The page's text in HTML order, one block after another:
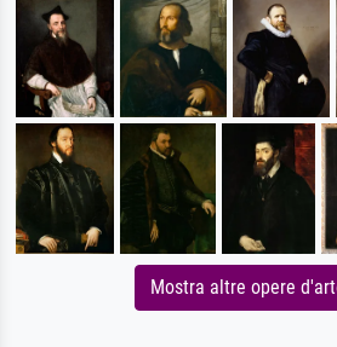
Mostra altre opere